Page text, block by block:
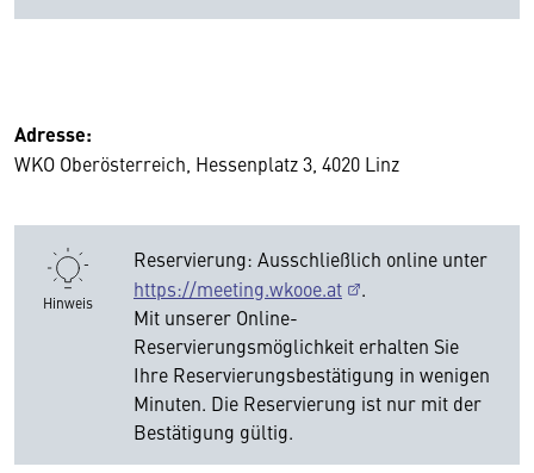
Adresse:
WKO Oberösterreich, Hessenplatz 3, 4020 Linz
Hinweis
Reservierung: Ausschließlich online unter
https://meeting.wkooe.at
.
Mit unserer Online-
Reservierungsmöglichkeit erhalten Sie
Ihre Reservierungsbestätigung in wenigen
Minuten. Die Reservierung ist nur mit der
Bestätigung gültig.